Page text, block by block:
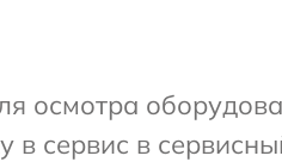
осмотра
сервис в